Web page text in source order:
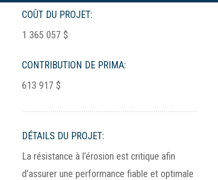
COÛT DU PROJET:
1 365 057 $
CONTRIBUTION DE PRIMA:
613 917 $
DÉTAILS DU PROJET:
La résistance à l’érosion est critique afin
d’assurer une performance fiable et optimale